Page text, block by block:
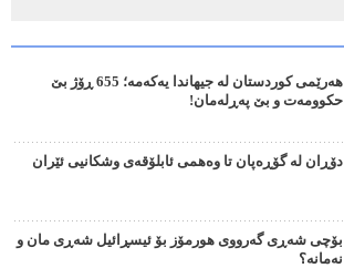
هەرێمی کوردستان لە جیهاندا یەکەمە؛ 655 ڕۆژ بێ
حکوومەت و بێ پەڕلەمان!
دۆڕان لە گۆڕەپان تا وەهمی ئابلۆقەی وشکانیی ئێران
بۆچی شەڕی گەرووی هورمۆز بۆ ئیسڕائیل شەڕی مان و
نەمانە؟